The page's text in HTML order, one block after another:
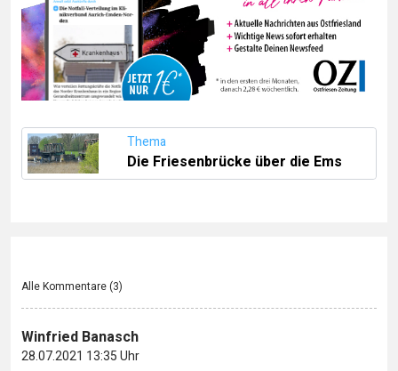
Thema
Die Friesenbrücke über die Ems
Alle Kommentare (3)
Winfried Banasch
28.07.2021 13:35 Uhr